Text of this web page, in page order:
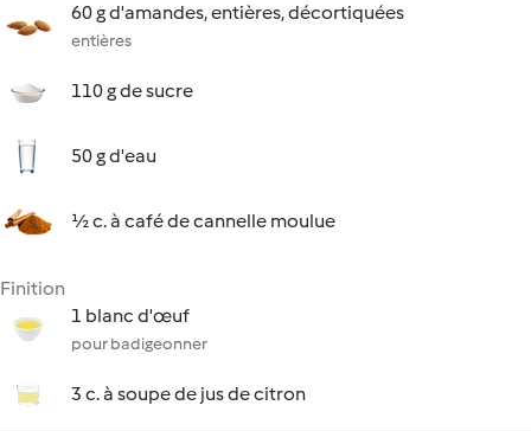
60 g d'amandes, entières, décortiquées
entières
110 g de sucre
50 g d'eau
½ c. à café de cannelle moulue
Finition
1 blanc d'œuf
pour badigeonner
3 c. à soupe de jus de citron